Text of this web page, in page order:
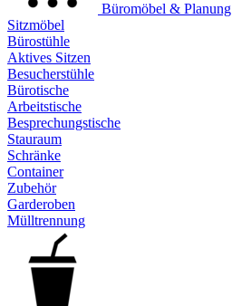
Büromöbel & Planung
Sitzmöbel
Bürostühle
Aktives Sitzen
Besucherstühle
Bürotische
Arbeitstische
Besprechungstische
Stauraum
Schränke
Container
Zubehör
Garderoben
Mülltrennung